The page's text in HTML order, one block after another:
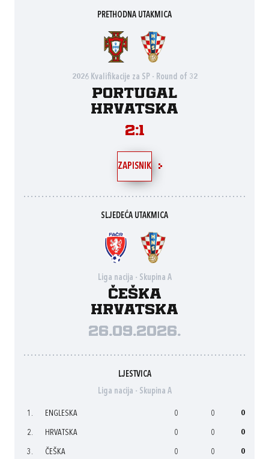
PRETHODNA UTAKMICA
2026 Kvalifikacije za SP - Round of 32
Portugal
Hrvatska
2:1
ZAPISNIK
SLJEDEĆA UTAKMICA
Liga nacija - Skupina A
Češka
Hrvatska
26.09.2026.
LJESTVICA
Liga nacija - Skupina A
1. ENGLESKA 0 0 0
2. HRVATSKA 0 0 0
3. ČEŠKA 0 0 0